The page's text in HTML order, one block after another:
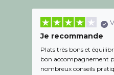
Je recommande
Plats très bons et
bon accompagnement
nombreux conseils